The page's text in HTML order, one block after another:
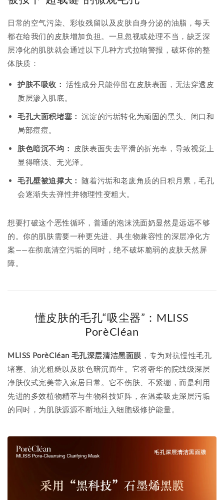
日常的空气污染、彩妆残留以及皮肤自身分泌的油脂，每天
都在给我们的皮肤增加负担。一旦忽视或处理不当，缺乏深
层净化的肌肤就会通过以下几种方式拉响警报，破坏你的整
体肤质：
护肤不吸收： 活性成分只能停留在皮肤表面，无法穿透皮
质层渗入肌底。
毛孔大面积堵塞： 沉淀的污垢转化为顽固的黑头、闭口和
局部痘痘。
肤色暗沉不均：
皮肤表面失去平滑的折光率，导致视觉上
显得暗淡、无光泽。
毛孔壁被迫撑大： 随着污垢和老废角质的日积月累，毛孔
会逐渐失去弹性并物理性变粗大。
想要打破这个恶性循环，普通的泡沫洗面奶显然是远远不够
的。你的肌肤需要一种更先进、具生物兼容性的深层净化方
案——在彻底清空污垢的同时，绝不破坏脆弱的皮肤天然屏
障。
懂皮肤的毛孔“吸尘器”：MLISS
PorèCléan
MLISS PorèCléan 毛孔深层清洁黑面膜 ，专为对抗慢性毛孔
堵塞、油光粗糙以及肤色暗沉而生。它将奢华的院线级深层
净肤仪式完美带入家居日常。它不伤肤、不紧绷，而是利用
先进的多效植物精萃与生物科技矩阵，在温柔吸走深层污垢
的同时，为肌肤源源不断地注入细胞级修护能量。